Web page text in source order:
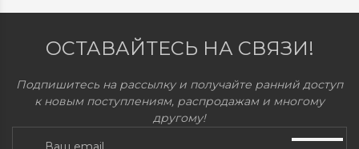
ОСТАВАЙТЕСЬ НА СВЯЗИ!
Подпишитесь на рассылку и получайте ранний доступ
к новым поступлениям, распродажам и многому
другому!